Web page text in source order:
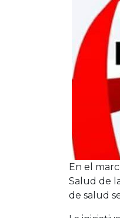
En el
Salud de
de salud